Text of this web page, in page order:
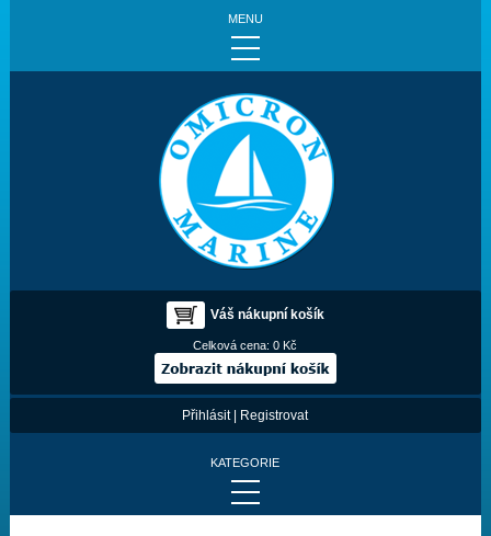
MENU
Váš nákupní košík
Celková cena:0 Kč
Přihlásit| Registrovat
KATEGORIE